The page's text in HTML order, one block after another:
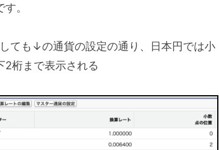
。
ても↓の通貨の設定の通り、日本円では小
2桁まで表示される